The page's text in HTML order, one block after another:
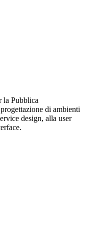
la Pubblica
di ambienti
design, alla user